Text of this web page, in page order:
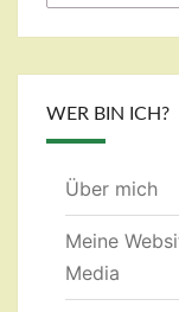
nach:
WER BIN ICH?
Über mich
Meine
Media